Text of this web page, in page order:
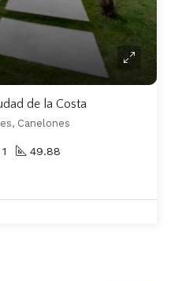
de la Costa
Canelones
1 49.88